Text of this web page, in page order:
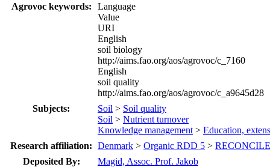
Agrovoc keywords:
Language
Value
URI
English
soil biology
http://aims.fao.org/aos/agrovoc/c_7160
English
soil quality
http://aims.fao.org/aos/agrovoc/c_a9645d28
Subjects:
Soil > Soil quality
Soil > Nutrient turnover
Knowledge management > Education,
Research affiliation: Denmark > Organic RDD 5 > RECONCILE
Deposited By:
Magid, Assoc. Prof. Jakob